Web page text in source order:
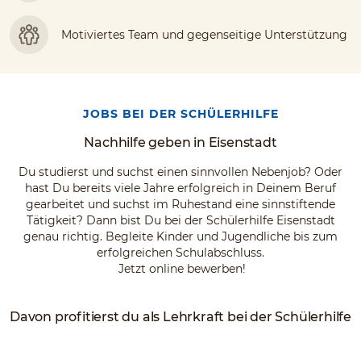
Motiviertes Team und gegenseitige Unterstützung
JOBS BEI DER SCHÜLERHILFE
Nachhilfe geben in Eisenstadt
Du studierst und suchst einen sinnvollen Nebenjob? Oder
hast Du bereits viele Jahre erfolgreich in Deinem Beruf
gearbeitet und suchst im Ruhestand eine sinnstiftende
Tätigkeit? Dann bist Du bei der Schülerhilfe Eisenstadt
genau richtig. Begleite Kinder und Jugendliche bis zum
erfolgreichen Schulabschluss.
Jetzt online bewerben!
Davon profitierst du als Lehrkraft bei der Schülerhilfe